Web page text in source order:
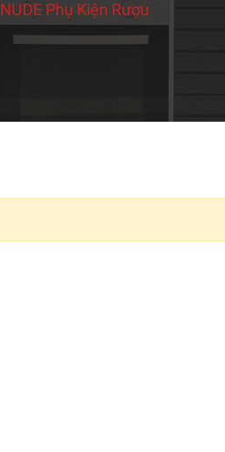
NUDE Phụ Kiện Rượu